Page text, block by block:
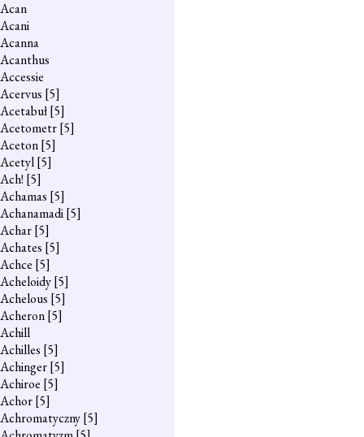
Acan
Acani
Acanna
Acanthus
Accessie
Acervus [5]
Acetabuł[5]
Acetometr[5]
Aceton[5]
Acetyl[5]
Ach! [5]
Achamas [5]
Achanamadi[5]
Achar[5]
Achates [5]
Achce [5]
Acheloidy[5]
Achelous [5]
Acheron[5]
Achill
Achilles [5]
Achinger[5]
Achiroe [5]
Achor[5]
Achromatyczny[5]